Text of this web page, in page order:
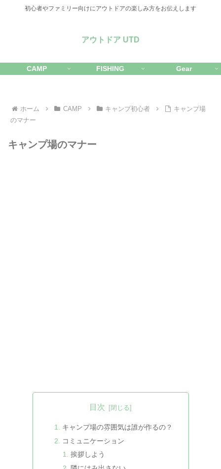
初心者やファミリー向けにアウトドアの楽しみ方をお伝えします
アウトドア UTD
CAMP FISHING Gear
ホーム CAMP キャンプ初心者
キャンプ場
のマナー
キャンプ場のマナー
目次
キャンプ場の雰囲気は誰が作るの？
コミュニケーション
挨拶しよう